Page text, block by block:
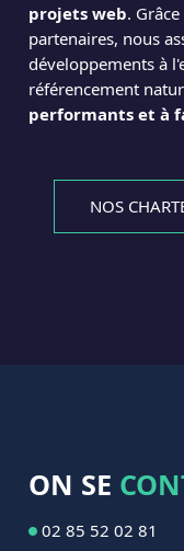
projets web.
partenaires, nous
développements à
référencement
performants et à
NOS
ON SE
02 85 52 02 81